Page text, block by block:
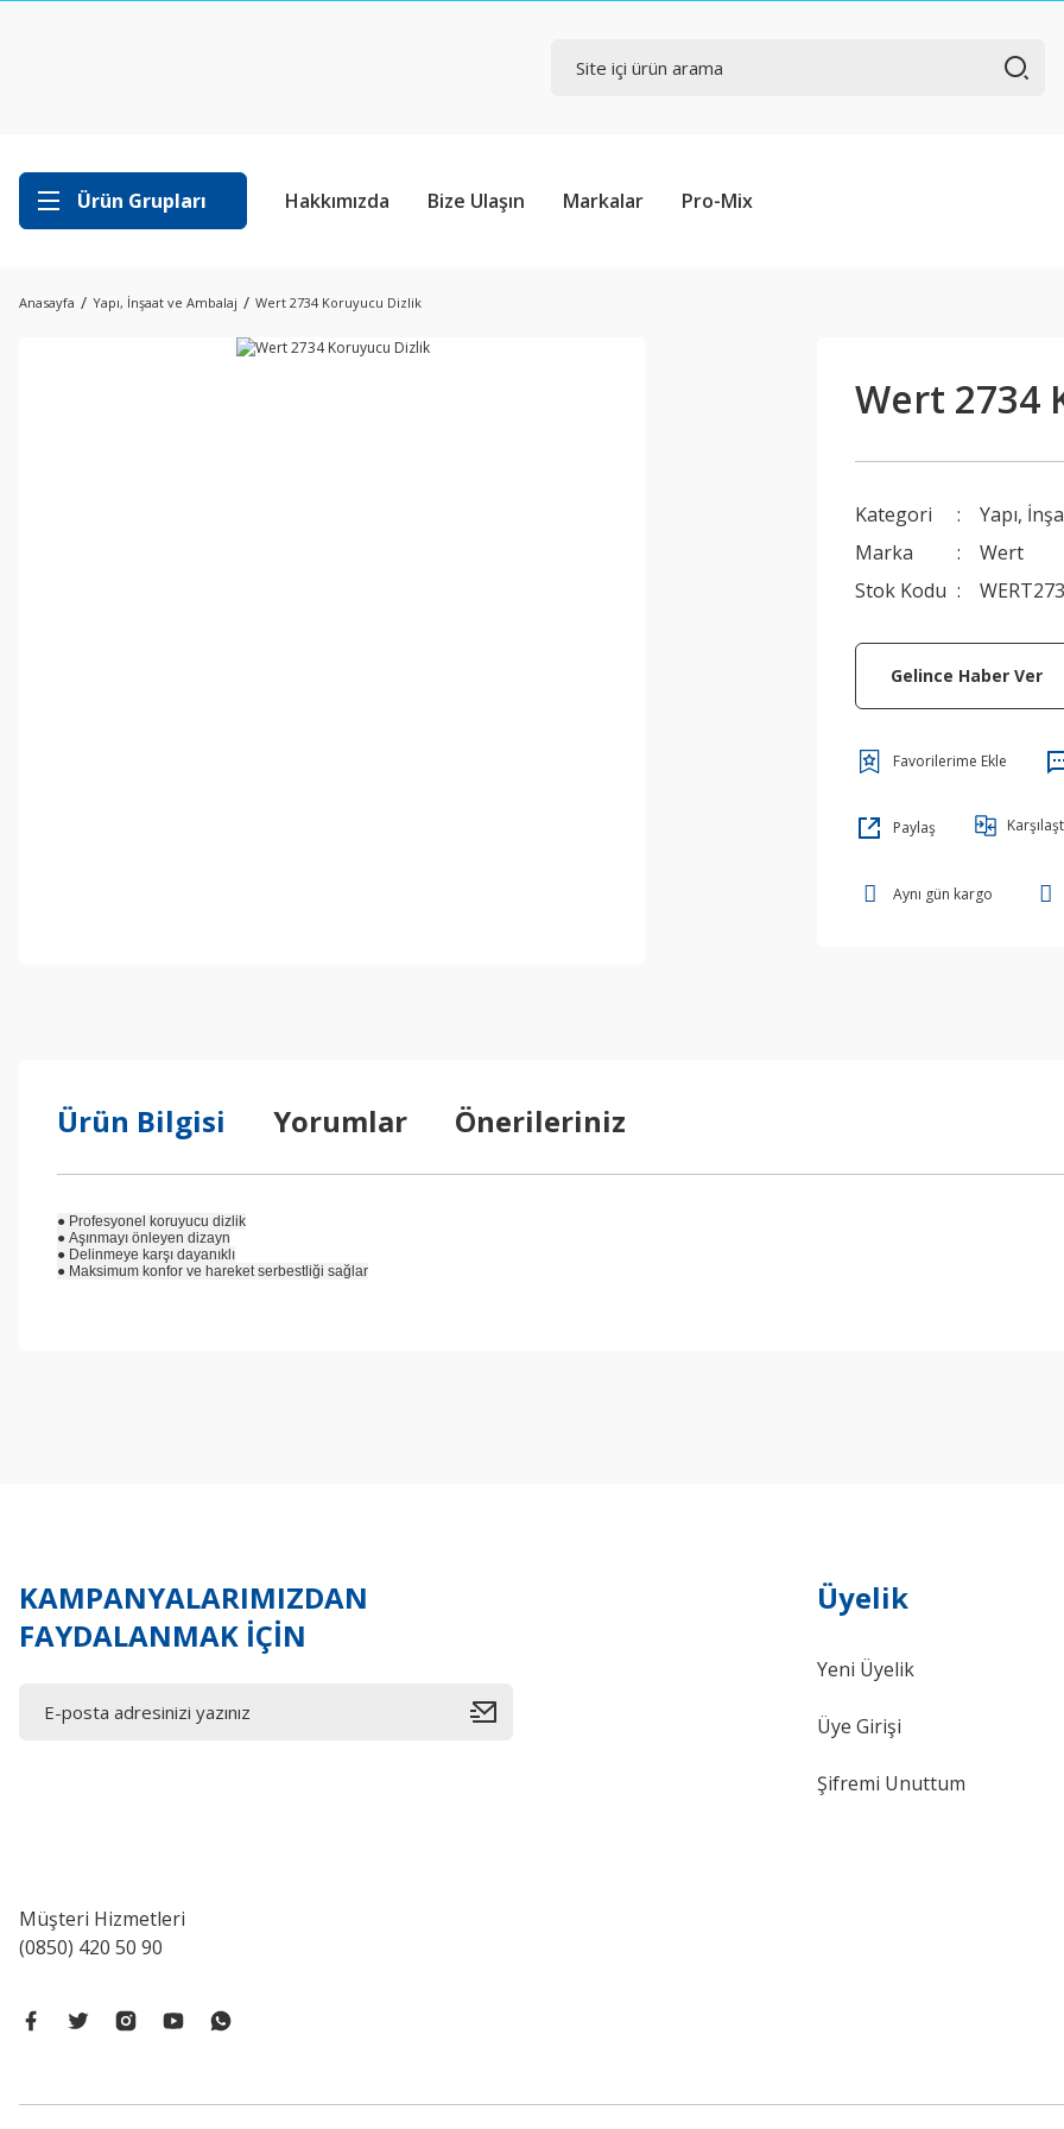
Ürün Grupları Hakkımızda Bize Ulaşın Markalar Pro-Mix
Anasayfa Yapı, İnşaat ve Ambalaj Wert 2734 Koruyucu Dizlik
Wert 2734
Kategori Yapı,
Marka
Wert
Stok Kodu
Gelince Haber Ver
Paylaş
Aynı gün kargo
Ürün Bilgisi Yorumlar Önerileriniz
● Profesyonel koruyucu dizlik
● Aşınmayı önleyen dizayn
● Delinmeye karşı dayanıklı
● Maksimum konfor ve hareket serbestliği sağlar
KAMPANYALARIMIZDAN
FAYDALANMAK İÇİN
Müşteri Hizmetleri
(0850) 420 50 90
Üyelik
Yeni Üyelik
Üye Girişi
Şifremi Unuttum